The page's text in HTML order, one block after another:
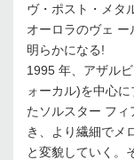
ヴ・ポスト・メタ
オーロラのヴェ
明らかになる!
1995 年、アザル
ォーカル)を中心
たソルスター フ
き、より繊細でメ
と変貌していく。